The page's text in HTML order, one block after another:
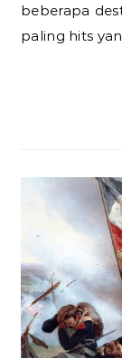
beberapa
paling hits